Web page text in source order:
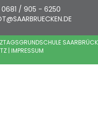
0681 / 905 - 6250
| IMPRESSUM